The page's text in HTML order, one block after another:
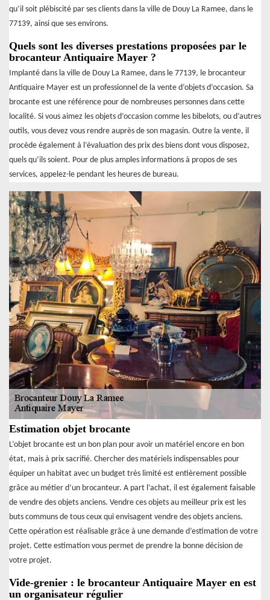
qu’il soit plébiscité par ses clients dans la ville de Douy La Ramee, dans le
77139, ainsi que ses environs.
Quels sont les diverses prestations proposées par le
brocanteur Antiquaire Mayer ?
Implanté dans la ville de Douy La Ramee, dans le 77139, le brocanteur
Antiquaire Mayer est un professionnel de la vente d’objets d’occasion. Sa
brocante est une référence pour de nombreuses personnes dans cette
localité. Si vous aimez les objets d’occasion comme les bibelots, ou d’autres
outils, vous devez vous rendre auprès de son magasin. Outre la vente, il
procède également à l’évaluation des prix des biens dont vous disposez,
quels qu’ils soient. Pour de plus amples informations à propos de ses
services, appelez-le pendant les heures de bureau.
Estimation objet brocante
L’objet brocante est un bon plan pour avoir un matériel encore en bon
état, mais à prix sacrifié. Chercher des matériels indispensables pour
équiper un habitat avec un budget très limité est entièrement possible
grâce au métier d’un brocanteur. A part l’achat, il est également faisable
de vendre des objets anciens. Vendre ces objets au meilleur prix est les
buts communs de tous ceux qui envisagent vendre des objets anciens.
Cette opération est réalisable grâce à une demande d’estimation de votre
projet. Cette estimation vous permet de prendre la bonne décision de
votre projet.
Vide-grenier : le brocanteur Antiquaire Mayer en est
un organisateur régulier